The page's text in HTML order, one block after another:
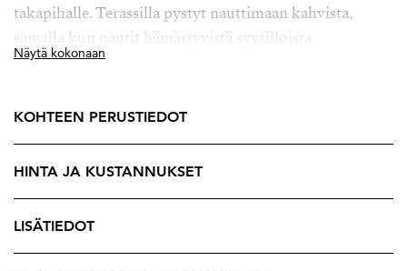
takapihalle. Terassilla pystyt nauttimaan kahvista,
samalla kun nautit hämärtyvistä syysilloista
tunnelmavalojen keskellä. Terassi sekä oma piha
Asunnon molemmat makuuhuoneet ovat
reilunkokoisia. Kylpyhuoneen yhteydessä on asunnon
oma sauna. Omassa saunassa voit nauttia löylyistä
vaikka päivittäin. Asunnossa on lisäksi erillinen wc.
Näytä kokonaan
KOHTEEN PERUSTIEDOT
HINTA JA KUSTANNUKSET
LISÄTIEDOT